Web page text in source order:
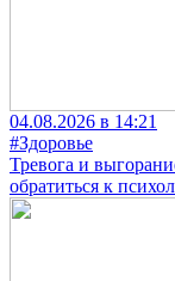
04.08.2026 в 14:21
#Здоровье
Тревога и
обратиться к